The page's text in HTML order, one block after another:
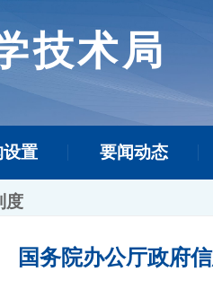
技术局
置 要闻动态
度
国务院办公厅政府